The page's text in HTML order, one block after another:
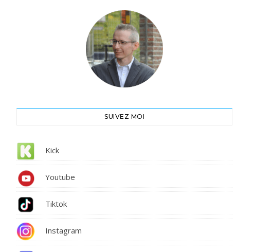
SUIVEZ MOI
Kick
Youtube
Tiktok
Instagram